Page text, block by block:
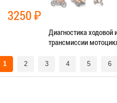
3250₽
Диагностика ходовой
трансмиссии
1 2 3 4 5 6